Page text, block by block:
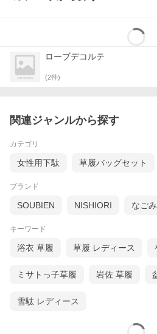
皇室も御用達の女性の最高礼装 ロー
お色は輝きのあるエレガントなシルバ
普段踵の高い靴を履く機会のないお
ちょうど良い品のある高さです。
また、鼻緒の裏（足の甲に当たる部
くい構造になっているのもポイントで
上品な大人の和姿をお楽しみください
ぜひ、晴れの日の特別な装いに・・・
518/001 w 214682-2628 silver-S hara
ローブデコルテ
(2件)
関連ジャンルから探す
カテゴリ
女性用下駄 草履バッグセット
ブランド
SOUBIEN NISHIORI なご
キーワード
浴衣 草履 草履 レディース
ミサトっ子草履 岩佐 草履
雪駄 レディース